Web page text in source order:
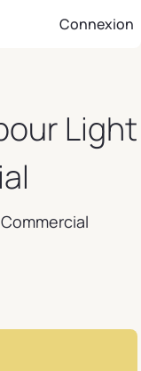
Connexion
Light